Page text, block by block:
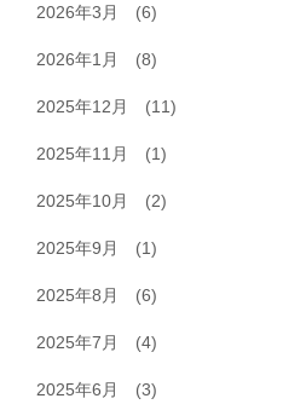
2026年3月 (6)
2026年1月 (8)
2025年12月 (11)
2025年11月 (1)
2025年10月 (2)
2025年9月 (1)
2025年8月 (6)
2025年7月 (4)
2025年6月 (3)